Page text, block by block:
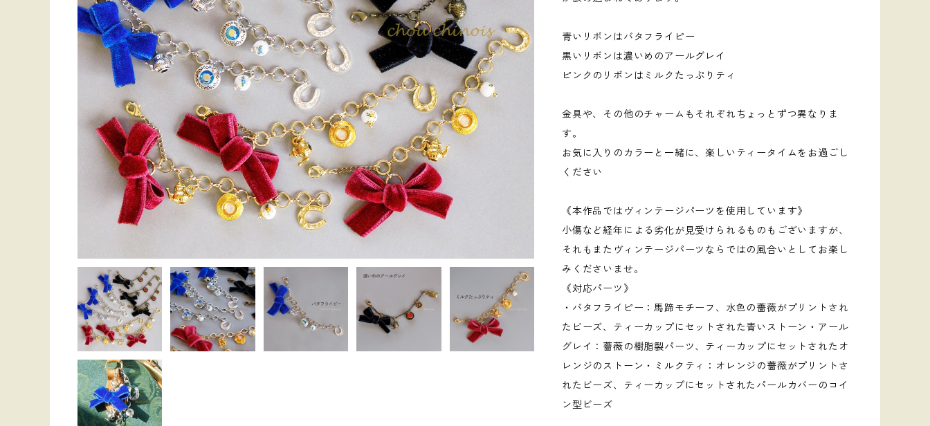
青いリボンはバタフライピー
黒いリボンは濃いめのアールグレイ
ピンクのリボンはミルクたっぷりティ
金具や、その他のチャームもそれぞれちょっとずつ異なりま
す。
お気に入りのカラーと一緒に、楽しいティータイムをお過ごし
ください
《本作品ではヴィンテージパーツを使用しています》
小傷など経年による劣化が見受けられるものもございますが、
それもまたヴィンテージパーツならではの風合いとしてお楽し
みくださいませ。
《対応パーツ》
・バタフライピー：馬蹄モチーフ、水色の薔薇がプリントされ
たビーズ、ティーカップにセットされた青いストーン・アール
グレイ：薔薇の樹脂製パーツ、ティーカップにセットされたオ
レンジのストーン・ミルクティ：オレンジの薔薇がプリントさ
れたビーズ、ティーカップにセットされたパールカバーのコイ
ン型ビーズ